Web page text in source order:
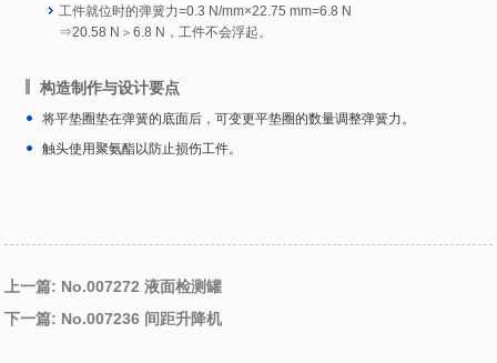
工件就位时的弹簧力=0.3 N/mm×22.75 mm=6.8 N
⇒20.58 N＞6.8 N，工件不会浮起。
构造制作与设计要点
将平垫圈垫在弹簧的底面后，可变更平垫圈的数量调整弹簧力。
触头使用聚氨酯以防止损伤工件。
上一篇: No.007272 液面检测罐
下一篇: No.007236 间距升降机